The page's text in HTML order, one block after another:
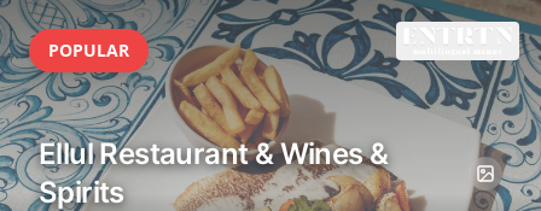
POPULAR
Ellul Restaurant & Wines &
Spirits